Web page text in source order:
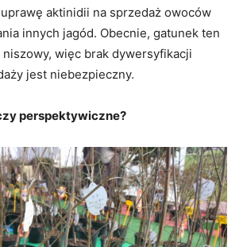
aktinidii na sprzedaż owoców
innych jagód. Obecnie, gatunek ten
więc brak dywersyfikacji
jest niebezpieczny.
perspektywiczne?